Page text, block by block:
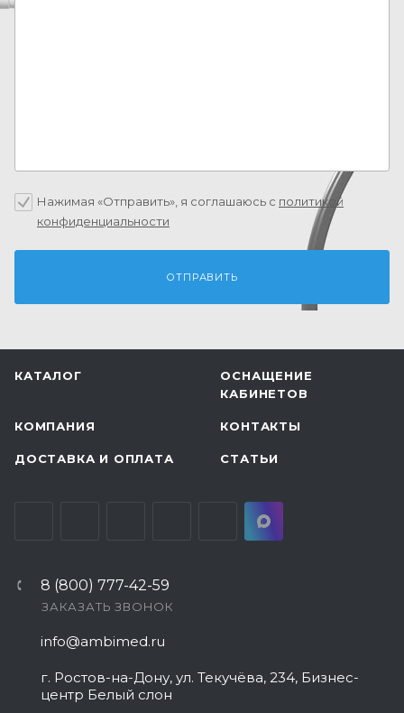
Нажимая «Отправить», я соглашаюсь c политикой
конфиденциальности
КАТАЛОГ
ОСНАЩЕНИЕ
КАБИНЕТОВ
КОМПАНИЯ КОНТАКТЫ
ДОСТАВКА И ОПЛАТА СТАТЬИ
8 (800) 777-42-59
ЗАКАЗАТЬ ЗВОНОК
info@ambimed.ru
г. Ростов-на-Дону, ул. Текучёва, 234, Бизнес-
центр Белый слон